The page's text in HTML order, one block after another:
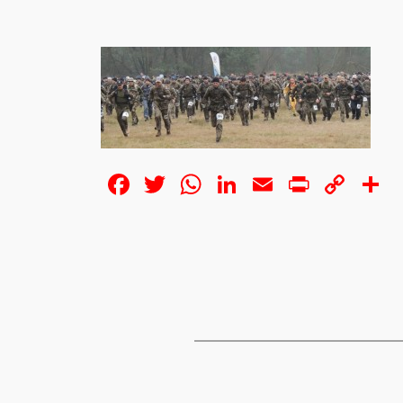
Facebook
Twitter
WhatsApp
LinkedIn
EmailPrintCopy